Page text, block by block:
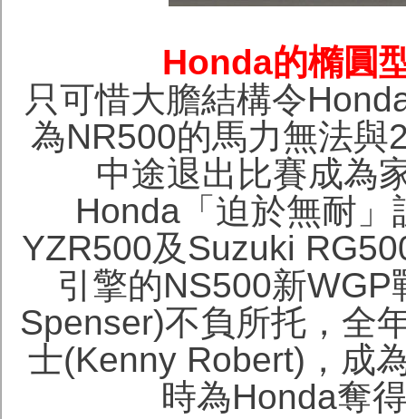
Honda的橢圓
只可惜大膽結構令
為NR500的馬力無法與
中途退出比賽成為
Honda「迫於無耐
YZR500及Suzuki
引擎的NS500新
Spenser)不負所托，全
士(Kenny Robert)，成
時為Honda奪